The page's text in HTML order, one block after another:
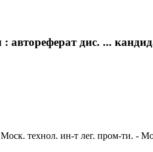
автореферат дис. ...
технол. ин-т лег. пром-ти. -